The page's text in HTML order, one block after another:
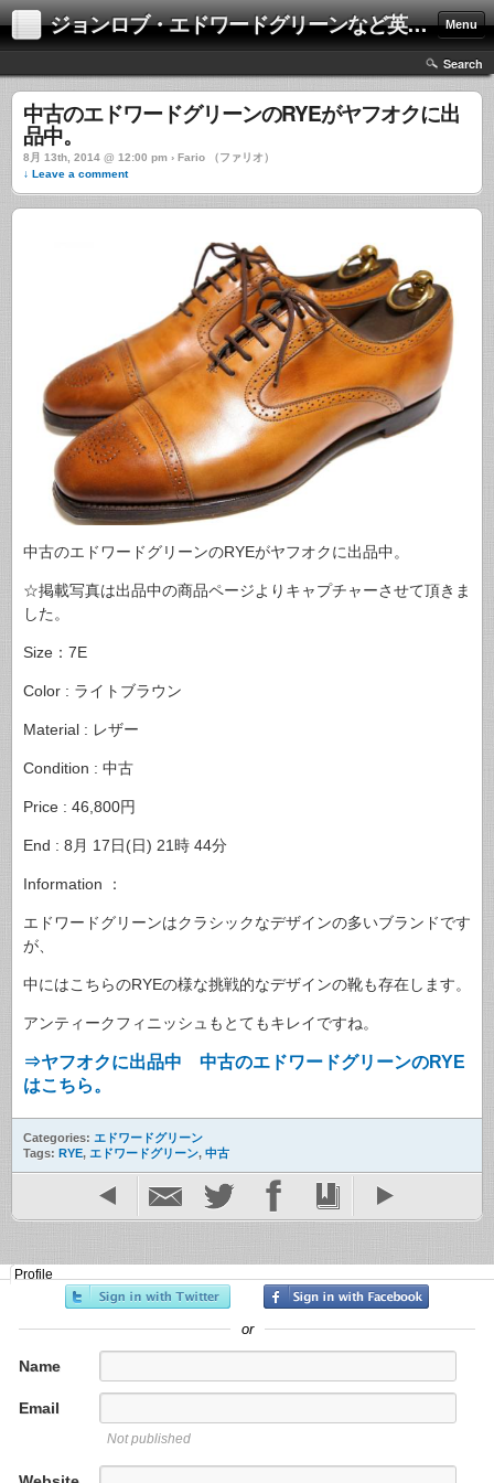
ジョンロブ・エドワードグリーンなど英国靴の激安中古通販情報ブログ Menu
Search
中古のエドワードグリーンのRYEがヤフオクに出
品中。
8月 13th, 2014 @ 12:00 pm › Fario （ファリオ）
↓ Leave a comment
中古のエドワードグリーンのRYEがヤフオクに出品中。
☆掲載写真は出品中の商品ページよりキャプチャーさせて頂きま
した。
Size：7E
Color : ライトブラウン
Material : レザー
Condition : 中古
Price : 46,800円
End : 8月 17日(日) 21時 44分
Information ：
エドワードグリーンはクラシックなデザインの多いブランドです
が、
中にはこちらのRYEの様な挑戦的なデザインの靴も存在します。
アンティークフィニッシュもとてもキレイですね。
⇒ヤフオクに出品中 中古のエドワードグリーンのRYE
はこちら。
Categories: エドワードグリーン
Tags: RYE, エドワードグリーン, 中古
Profile
or
Name
Email
Not published